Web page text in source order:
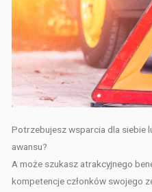
Potrzebujesz wsparcia dla siebie
awansu?
A może szukasz atrakcyjnego
kompetencje członków swojego